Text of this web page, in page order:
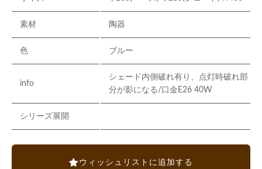
素材 陶器
色 ブルー
info
シェード内側破れ有り、点灯時破れ部
分が影になる/口金E26 40W
シリーズ展開
ウィッシュリストに追加する